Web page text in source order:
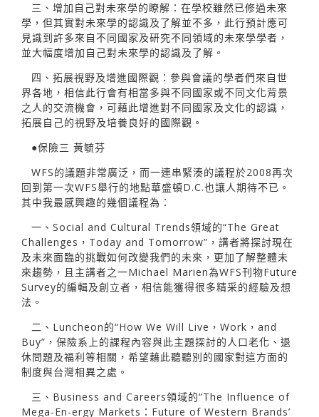
三、增加自己對未來學的瞭解：在學校雖然已修過未來
學，但其實對未來學的認識及了解並不多，此行預計應可
見識到許多來自不同國家及研究不同領域的未來學學者，
並大幅度增加自己對未來學的認識及了解。
四、拓展視野及增進國際觀：參與會議的學者們來自世
界各地，相信此行會有相當多與不同國家或不同文化背景
之人的交流機會，可藉此增進對不同國家及文化的認識，
拓展自己的視野及培養良好的國際觀。
●保險三 黃毓芬
WFS的議題非常廣泛，而一連串緊湊的議程於2008再次
回到第一次WFS舉行的地點華盛頓D.C.也讓人期待不已。
其中我最感興趣的幾個議程為：
一、Social and Cultural Trends領域的“The Great
Challenges，Today and Tomorrow”，講者將探討現在
及未來面臨的挑戰如何改變我們的未來，更加了解整體未
來趨勢，且主講者之一Michael Marien為WFS刊物Future
Survey的編輯及創立者，相信能獲得很多精采的經驗及想
法。
二、Luncheon的“How We Will Live，Work，and
Buy”，保險系上的課程內容與此主題探討的人口老化、退
休問題及福利等相關，希望藉此聽聽別的國家對這方面的
制度與台灣相異之處。
三、Business and Careers領域的“The Influence of
Mega-En-ergy Markets：Future of Western Brands’